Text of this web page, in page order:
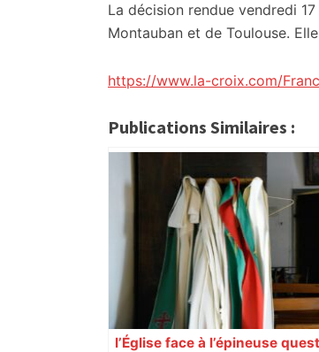
La décision rendue vendredi
Montauban et de Toulouse.
https://www.la-croix.com/
Publications Similaires :
l’Église face à l’épineuse